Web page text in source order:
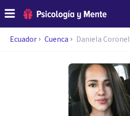
Ecuador Cuenca Daniela Coronel